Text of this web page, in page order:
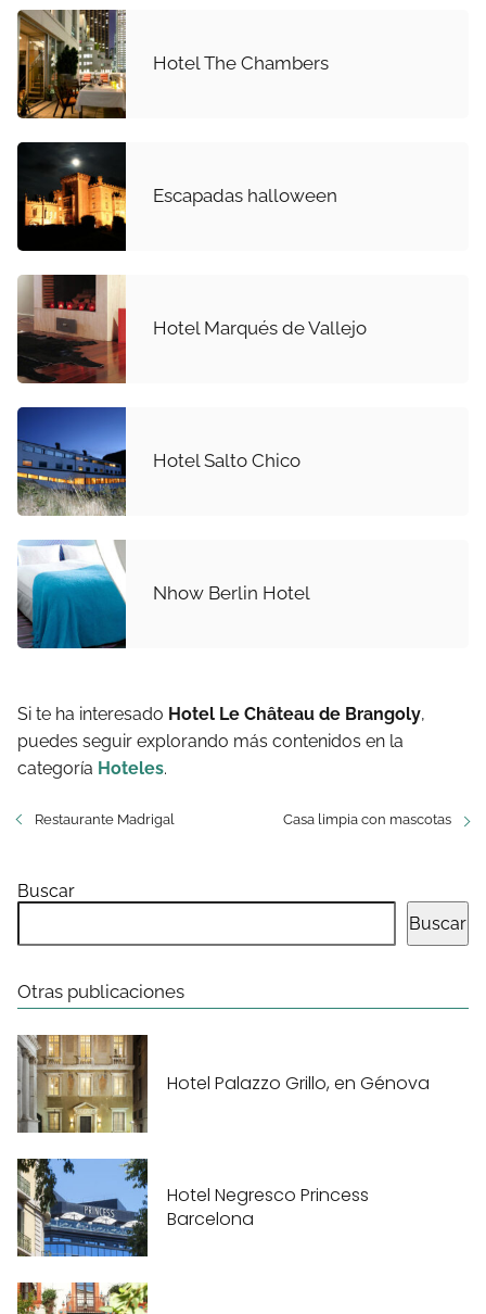
Hotel The Chambers
Escapadas halloween
Hotel Marqués de Vallejo
Hotel Salto Chico
Nhow Berlin Hotel
Si te ha interesado Hotel Le Château de Brangoly,
puedes seguir explorando más contenidos en la
categoría Hoteles.
Restaurante Madrigal Casa limpia con mascotas
Buscar
Buscar
Otras publicaciones
Hotel Palazzo Grillo, en Génova
Hotel Negresco Princess
Barcelona